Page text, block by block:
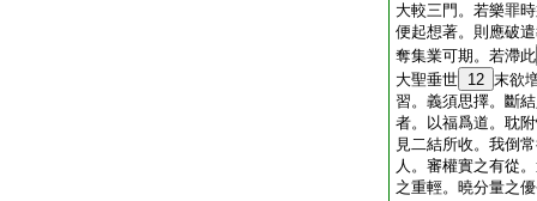
大較三門。若樂罪
便起想著。則應破
奪集業可期。若滯此
大聖垂世 12 末欲
習。義須思擇。斷
者。以福爲道。耽
見二結所收。我倒
人。審權實之有從
之重輕。曉分量之